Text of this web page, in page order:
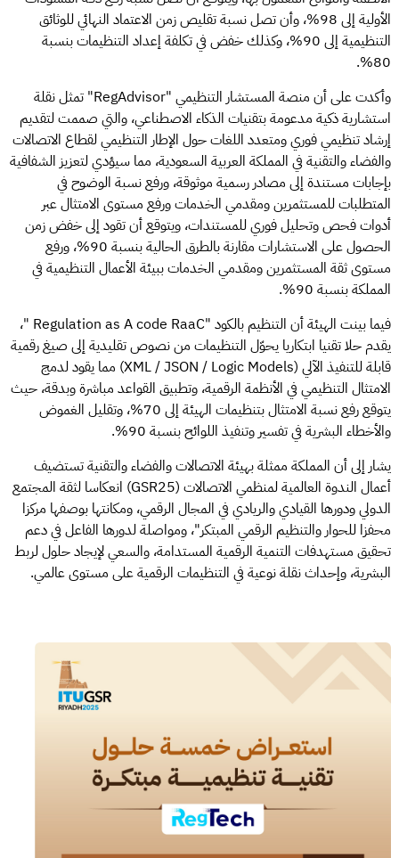
الأولية إلى 98%، وأن تصل نسبة تقليص زمن الاعتماد النهائي للوثائق
التنظيمية إلى 90%، وكذلك خفض في تكلفة إعداد التنظيمات بنسبة
80%.
وأكدت على أن منصة المستشار التنظيمي "RegAdvisor" تمثل نقلة
استشارية ذكية مدعومة بتقنيات الذكاء الاصطناعي، والتي صممت لتقديم
إرشاد تنظيمي فوري ومتعدد اللغات حول الإطار التنظيمي لقطاع الاتصالات
والفضاء والتقنية في المملكة العربية السعودية، مما سيؤدي لتعزيز الشفافية
بإجابات مستندة إلى مصادر رسمية موثوقة، ورفع نسبة الوضوح في
المتطلبات للمستثمرين ومقدمي الخدمات ورفع مستوى الامتثال عبر
أدوات فحص وتحليل فوري للمستندات، ويتوقع أن تقود إلى خفض زمن
الحصول على الاستشارات مقارنة بالطرق الحالية بنسبة 90%، ورفع
مستوى ثقة المستثمرين ومقدمي الخدمات ببيئة الأعمال التنظيمية في
المملكة بنسبة 90%.
فيما بينت الهيئة أن التنظيم بالكود "Regulation as A code RaaC "،
يقدم حلا تقنيا ابتكاريا يحوّل التنظيمات من نصوص تقليدية إلى صيغ رقمية
قابلة للتنفيذ الآلي (XML / JSON / Logic Models) مما يقود لدمج
الامتثال التنظيمي في الأنظمة الرقمية، وتطبيق القواعد مباشرة وبدقة، حيث
يتوقع رفع نسبة الامتثال بتنظيمات الهيئة إلى 70%، وتقليل الغموض
والأخطاء البشرية في تفسير وتنفيذ اللوائح بنسبة 90%.
يشار إلى أن المملكة ممثلة بهيئة الاتصالات والفضاء والتقنية تستضيف
أعمال الندوة العالمية لمنظمي الاتصالات (GSR25) انعكاسا لثقة المجتمع
الدولي ودورها القيادي والريادي في المجال الرقمي، ومكانتها بوصفها مركزا
محفزا للحوار والتنظيم الرقمي المبتكر"، ومواصلة لدورها الفاعل في دعم
تحقيق مستهدفات التنمية الرقمية المستدامة، والسعي لإيجاد حلول لربط
البشرية، وإحداث نقلة نوعية في التنظيمات الرقمية على مستوى عالمي.